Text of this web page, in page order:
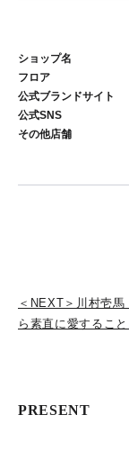
ショップ名
フロア
公式ブランドサイト
公式SNS
その他店舗
＜NEXT＞川村壱
ら素直に愛するこ
PRESENT